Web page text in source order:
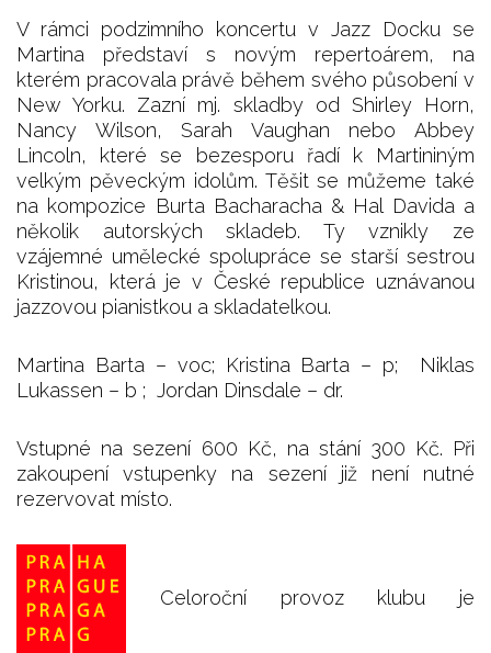
V rámci podzimního koncertu v Jazz Docku se
Martina představí s novým repertoárem, na
kterém pracovala právě během svého působení v
New Yorku. Zazní mj. skladby od Shirley Horn,
Nancy Wilson, Sarah Vaughan nebo Abbey
Lincoln, které se bezesporu řadí k Martininým
velkým pěveckým idolům. Těšit se můžeme také
na kompozice Burta Bacharacha & Hal Davida a
několik autorských skladeb. Ty vznikly ze
vzájemné umělecké spolupráce se starší sestrou
Kristinou, která je v České republice uznávanou
jazzovou pianistkou a skladatelkou.
Martina Barta – voc; Kristina Barta – p; Niklas
Lukassen – b ; Jordan Dinsdale – dr.
Vstupné na sezení 600 Kč, na stání 300 Kč. Při
zakoupení vstupenky na sezení již není nutné
rezervovat místo.
Celoroční provoz klubu je